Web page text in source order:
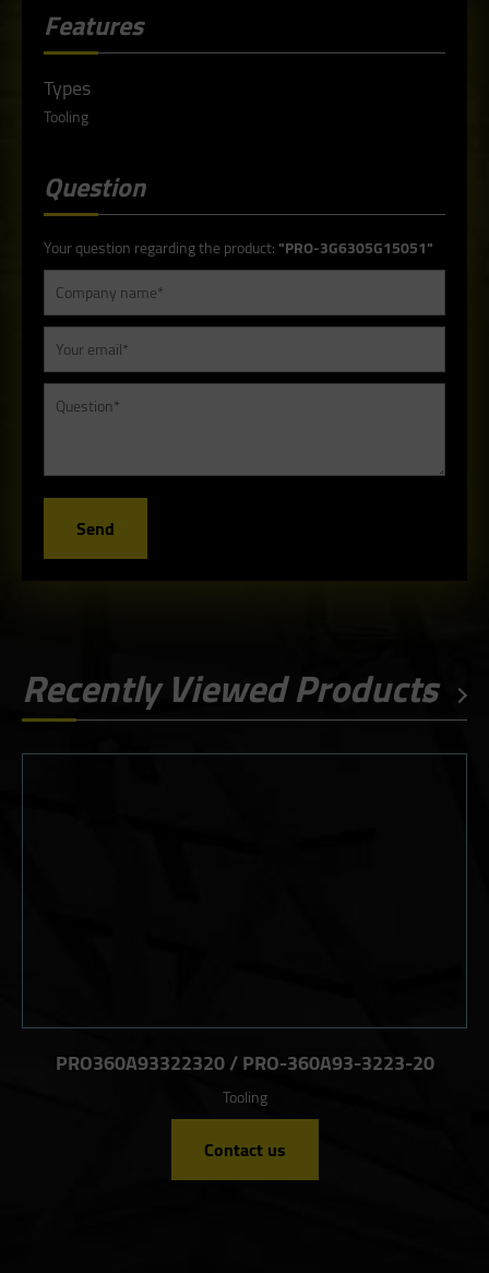
Features
Types
Tooling
Question
Your question regarding the product:"PRO-3G6305G15051"
Send
Recently Viewed Products
PRO360A93322320 / PRO-360A93-3223-20
Tooling
Contact us